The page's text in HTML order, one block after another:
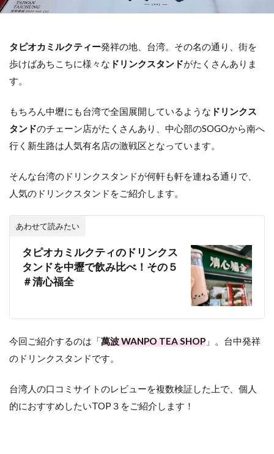
タピオカミルクティー発祥の地、台湾。その名の通り、街を
歩けばあちこちに様々な ドリンクスタンドがたくさんありま
す。
もちろん中壢にも台湾で全国展開しているような ドリンクス
タンドのチェーン店がたくさんあり、中心部のSOGOから南へ
行く新生路は人気有名店の激戦区となっています。
そんな台湾のドリンクスタンドが何軒も軒を連ねる通りで、
人気のドリンクスタンドをご紹介します。
あわせて読みたい
タピオカミルクティのドリンクス
タンドを中壢で飲み比べ！その５
＃清心福全
今回ご紹介するのは「萬波 WANPO TEA SHOP 」。台中発祥
のドリンクスタンドです。
台湾人の口コミサイトのレビューを複数検証した上で、個人
的におすすめしたいTOP３をご紹介します！